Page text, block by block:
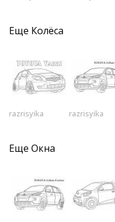
Еще Колёса
razrisyika razrisyika
Еще Окна